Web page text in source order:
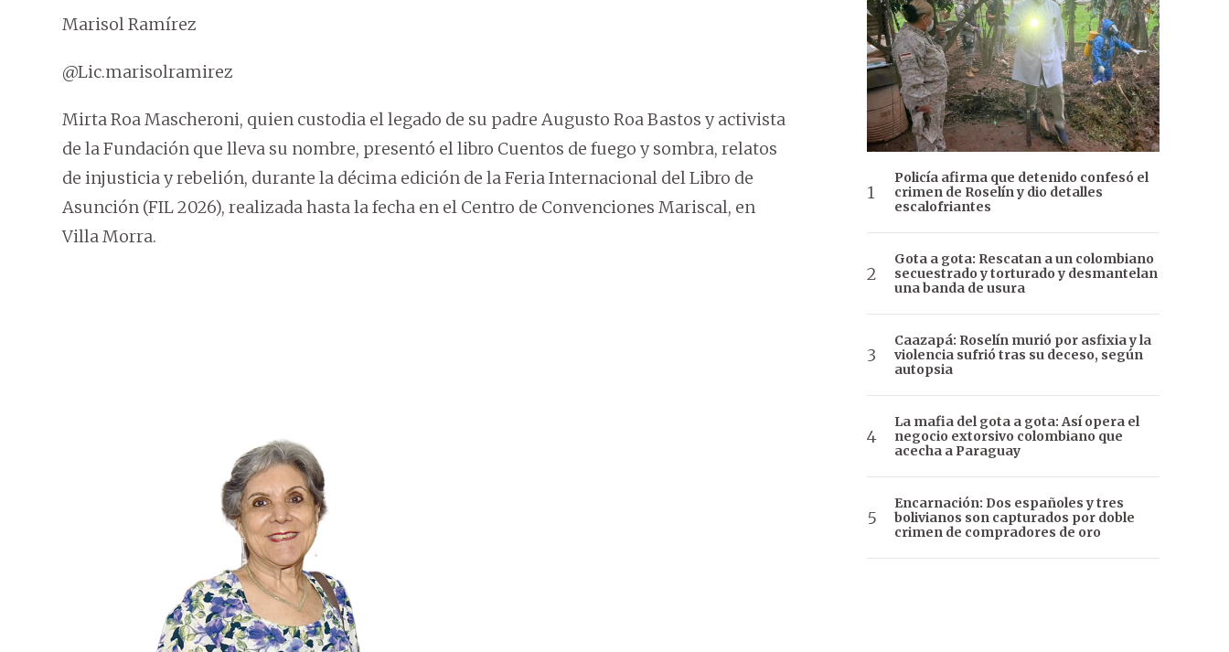
Marisol Ramírez
@Lic.marisolramirez
Mirta Roa Mascheroni, quien custodia el legado de su padre Augusto Roa Bastos y activista
de la Fundación que lleva su nombre, presentó el libro Cuentos de fuego y sombra, relatos
de injusticia y rebelión, durante la décima edición de la Feria Internacional del Libro de
Asunción (FIL 2026), realizada hasta la fecha en el Centro de Convenciones Mariscal, en
Villa Morra.
Policía afirma que detenido confesó el
crimen de Roselín y dio detalles
escalofriantes
Gota a gota: Rescatan a un colombiano
secuestrado y torturado y desmantelan
una banda de usura
Caazapá: Roselín murió por asfixia y la
violencia sufrió tras su deceso, según
autopsia
La mafia del gota a gota: Así opera el
negocio extorsivo colombiano que
acecha a Paraguay
Encarnación: Dos españoles y tres
bolivianos son capturados por doble
crimen de compradores de oro